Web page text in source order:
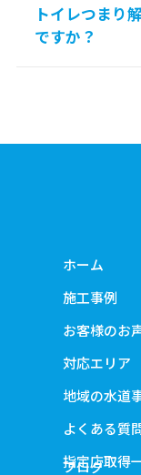
トイレつまり
ですか？
ホーム
施工事例
お客様のお
対応エリア
地域の水道
よくある質
指定店取得
ブログ